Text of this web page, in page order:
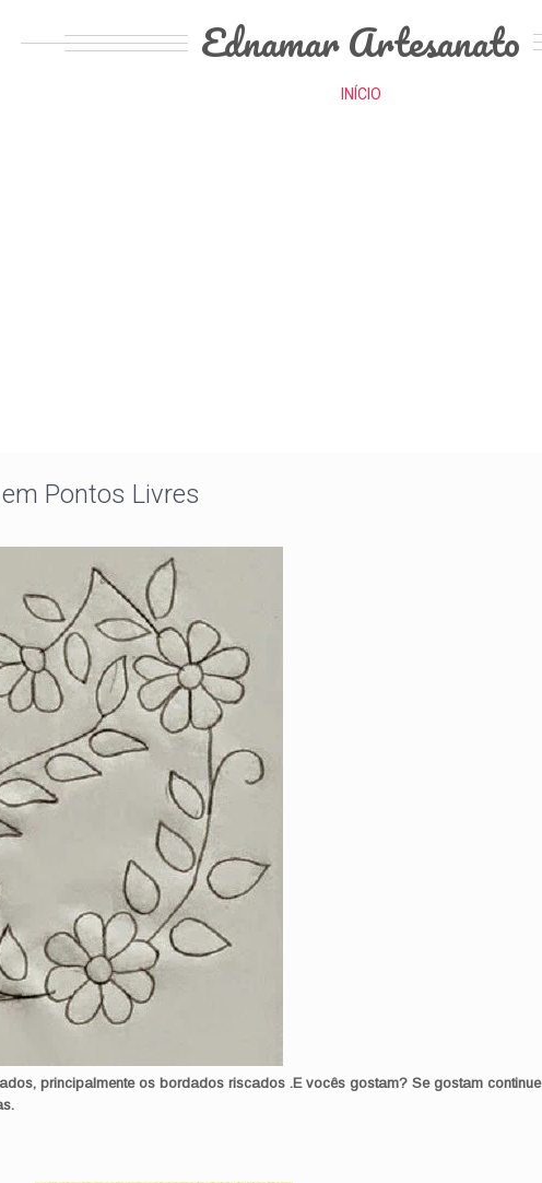
Ednamar Artesanato
INÍCIO
Pontos Livres
principalmente os bordados riscados .E vocês gostam? Se gostam continue